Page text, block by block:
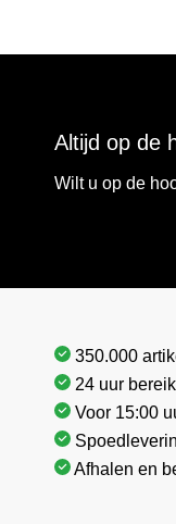
Altijd op de
Wilt u op de
350.000
24 uur
Voor 15:00
Afhalen en